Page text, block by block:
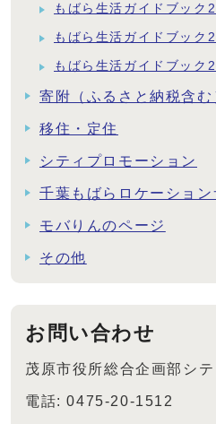
もばら生活ガイドブック
もばら生活ガイドブック
もばら生活ガイドブック
寄附（ふるさと納税含む
移住・定住
シティプロモーション
千葉もばらロケーション
モバりんのページ
その他
お問い合わせ
茂原市役所総合企画部シ
電話: 0475-20-1512